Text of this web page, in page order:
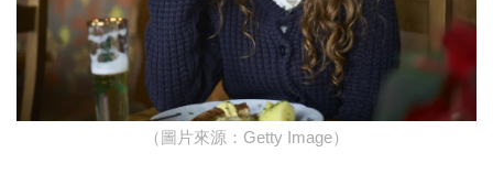
（圖片來源：Getty Image）